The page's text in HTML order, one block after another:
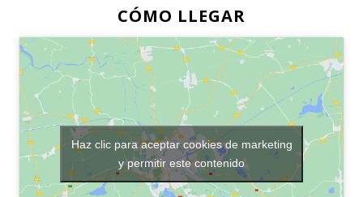
CÓMO LLEGAR
Haz clic para aceptar cookies de marketing
y permitir este contenido